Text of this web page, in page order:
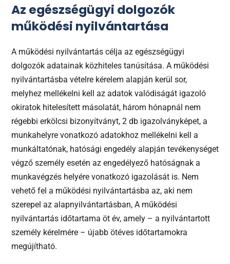
Az egészségügyi dolgozók
működési nyilvántartása
A működési nyilvántartás célja az egészségügyi
dolgozók adatainak közhiteles tanúsítása. A működési
nyilvántartásba vételre kérelem alapján kerül sor,
melyhez mellékelni kell az adatok valódiságát igazoló
okiratok hitelesített másolatát, három hónapnál nem
régebbi erkölcsi bizonyítványt, 2 db igazolványképet, a
munkahelyre vonatkozó adatokhoz mellékelni kell a
munkáltatónak, hatósági engedély alapján tevékenységet
végző személy esetén az engedélyező hatóságnak a
munkavégzés helyére vonatkozó igazolását is. Nem
vehető fel a működési nyilvántartásba az, aki nem
szerepel az alapnyilvántartásban, A működési
nyilvántartás időtartama öt év, amely – a nyilvántartott
személy kérelmére – újabb ötéves időtartamokra
megújítható.